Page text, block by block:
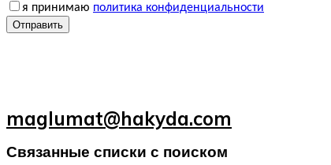
я принимаю политика конфиденциальности
Отправить
maglumat@hakyda.com
Связанные списки с поиском